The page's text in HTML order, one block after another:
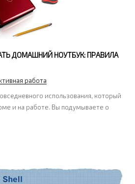
ДОМАШНИЙ НОУТБУК: ПРАВИЛА
работа
использования, который
и на работе. Вы подумываете о